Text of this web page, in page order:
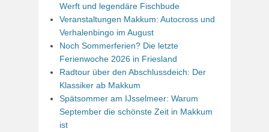
Werft und legendäre Fischbude
Veranstaltungen Makkum: Autocross und
Verhalenbingo im August
Noch Sommerferien? Die letzte
Ferienwoche 2026 in Friesland
Radtour über den Abschlussdeich: Der
Klassiker ab Makkum
Spätsommer am IJsselmeer: Warum
September die schönste Zeit in Makkum
ist